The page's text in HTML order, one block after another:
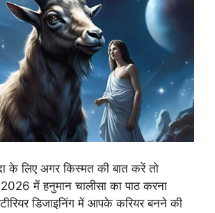
के लिए अगर किस्मत की बात करें तो
में हनुमान चालीसा का पाठ करना
डिजाइनिंग में आपके करियर बनने की